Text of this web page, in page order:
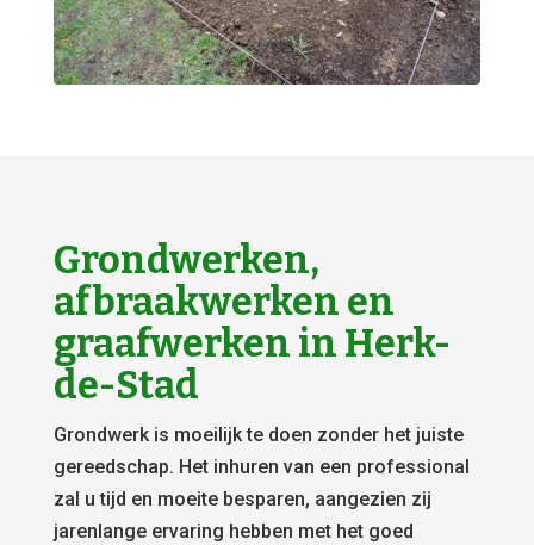
Grondwerken,
afbraakwerken en
graafwerken in Herk-
de-Stad
Grondwerk is moeilijk te doen zonder het juiste
gereedschap. Het inhuren van een professional
zal u tijd en moeite besparen, aangezien zij
jarenlange ervaring hebben met het goed